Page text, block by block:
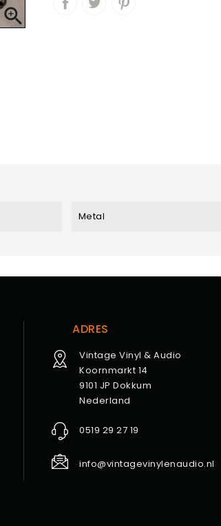

Metal
ADRES
Vintage Vinyl & Audio
Koornmarkt 14
9101 JP Dokkum
Nederland
0519 29 27 19
info@vintagevinylenaudio.nl